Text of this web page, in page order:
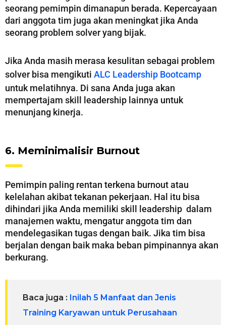
seorang pemimpin dimanapun berada. Kepercayaan
dari anggota tim juga akan meningkat jika Anda
seorang problem solver yang bijak.
Jika Anda masih merasa kesulitan sebagai problem
solver bisa mengikuti ALC Leadership Bootcamp
untuk melatihnya. Di sana Anda juga akan
mempertajam skill leadership lainnya untuk
menunjang kinerja.
6. Meminimalisir Burnout
Pemimpin paling rentan terkena burnout atau
kelelahan akibat tekanan pekerjaan. Hal itu bisa
dihindari jika Anda memiliki skill leadership dalam
manajemen waktu, mengatur anggota tim dan
mendelegasikan tugas dengan baik. Jika tim bisa
berjalan dengan baik maka beban pimpinannya akan
berkurang.
Baca juga : Inilah 5 Manfaat dan Jenis
Training Karyawan untuk Perusahaan